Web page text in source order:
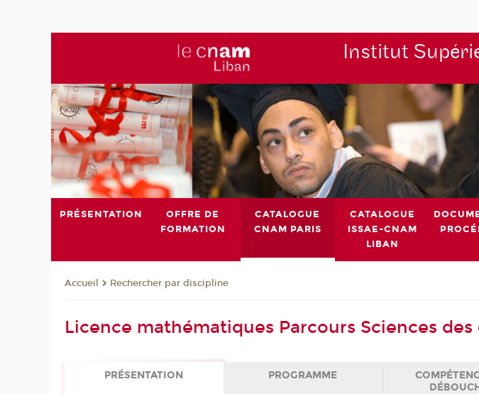
Institut
PRÉSENTATION
OFFRE DE
FORMATION
CATALOGUE
CNAM PARIS
CATALOGUE
ISSAE-CNAM
LIBAN
Accueil Rechercher par discipline
Licence mathématiques Parcours Sciences des
PRÉSENTATION PROGRAMME